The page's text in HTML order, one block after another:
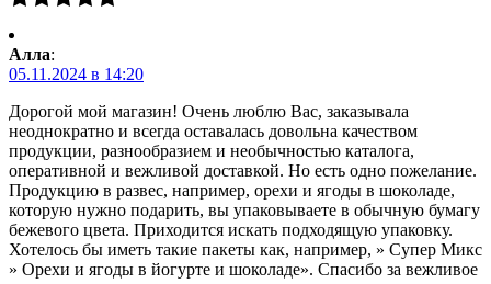
Алла:
05.11.2024 в 14:20
Дорогой мой магазин! Очень люблю Вас, заказывала
неоднократно и всегда оставалась довольна качеством
продукции, разнообразием и необычностью каталога,
оперативной и вежливой доставкой. Но есть одно пожелание.
Продукцию в развес, например, орехи и ягоды в шоколаде,
которую нужно подарить, вы упаковываете в обычную бумагу
бежевого цвета. Приходится искать подходящую упаковку.
Хотелось бы иметь такие пакеты как, например, » Супер Микс
» Орехи и ягоды в йогурте и шоколаде». Спасибо за вежливое